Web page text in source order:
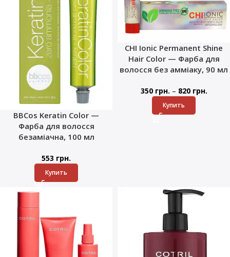
BBCos Keratin Color —
Фарба для волосся
безаміачна, 100 мл
553 грн.
Купить
CHI Ionic Permanent Shine
Hair Color — Фарба для
волосся без амміаку, 90 мл
350 грн. – 820 грн.
Купить